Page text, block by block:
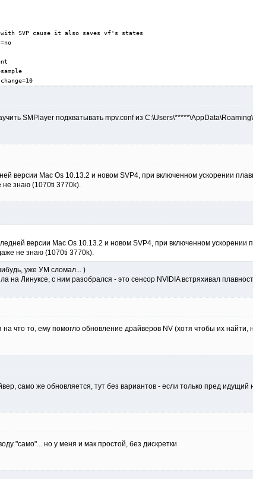
SVP cause it also saves vf's states
SMPlayer подхватывать mpv.conf из
версии Mac Os 10.13.2 и новом SVP4, при включенном ускорении
знаю (1070ti 3770k).
версии Mac Os 10.13.2 и новом SVP4, при включенном ускорении
не знаю (1070ti 3770k).
уже УМ сломал... )
на Линуксе, с ним разобрался - это сенсор NVIDIA встряхивал
на что то, ему помогло обновление драйверов NV (хотя чтобы их
само же обновляется, тут без вариантов - если только пред идущий
"само"... но у меня и мак простой, без дискретки